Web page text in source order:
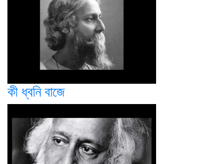
কী ধ্বনি বাজে